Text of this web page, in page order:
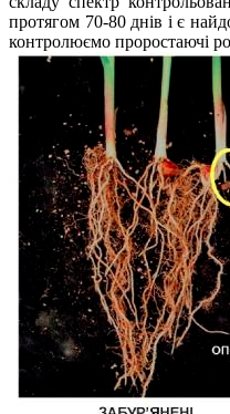
протягом 70-80 днів і є
контролюємо проростаючі